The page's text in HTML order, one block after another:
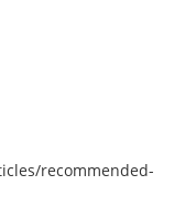
recommended-